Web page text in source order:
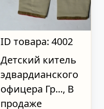
ID товара: 4002
Детский китель
эдвардианского
офицера Гр..., В
продаже